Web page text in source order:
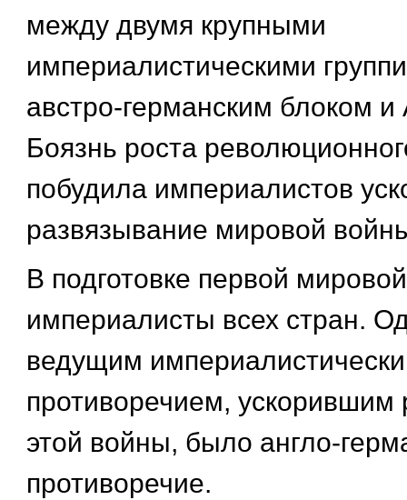
между двумя крупными
империалистическими
австро-германским блоком и
Боязнь роста
побудила империалистов
развязывание мировой
В подготовке первой
империалисты всех стран.
ведущим
противоречием, ускорившим
этой войны, было англо-
противоречие.